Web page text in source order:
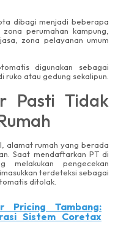
dibagi menjadi beberapa
perumahan kampung,
zona pelayanan umum
digunakan sebagai
ruko atau gedung sekalipun.
Pasti Tidak
alamat rumah yang berada
Saat mendaftarkan PT di
melakukan pengecekan
terdeteksi sebagai
ditolak.
Pricing Tambang:
Sistem Coretax